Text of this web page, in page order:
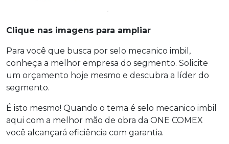
Clique nas imagens para ampliar
Para você que busca por selo mecanico imbil,
conheça a melhor empresa do segmento. Solicite
um orçamento hoje mesmo e descubra a líder do
segmento.
É isto mesmo! Quando o tema é selo mecanico imbil
aqui com a melhor mão de obra da ONE COMEX
você alcançará eficiência com garantia.